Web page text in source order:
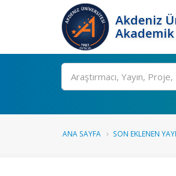
Akdeniz
Ara
ANA SAYFA SON EKLENEN